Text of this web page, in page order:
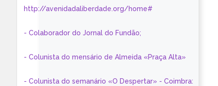
http://avenidadaliberdade.org/home#
- Colaborador do Jornal do Fundão;
- Colunista do mensário de Almeida «Praça Alta»
- Colunista do semanário «O Despertar» - Coimbra: